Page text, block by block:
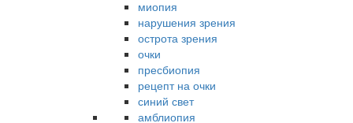
миопия
нарушения зрения
острота зрения
очки
пресбиопия
рецепт на очки
синий свет
амблиопия